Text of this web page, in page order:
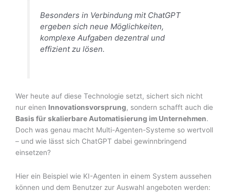
Besonders in Verbindung mit ChatGPT
ergeben sich neue Möglichkeiten,
komplexe Aufgaben dezentral und
effizient zu lösen.
Wer heute auf diese Technologie setzt, sichert sich nicht
nur einen Innovationsvorsprung, sondern schafft auch die
Basis für skalierbare Automatisierung im Unternehmen.
Doch was genau macht Multi-Agenten-Systeme so wertvoll
– und wie lässt sich ChatGPT dabei gewinnbringend
einsetzen?
Hier ein Beispiel wie KI-Agenten in einem System aussehen
können und dem Benutzer zur Auswahl angeboten werden: